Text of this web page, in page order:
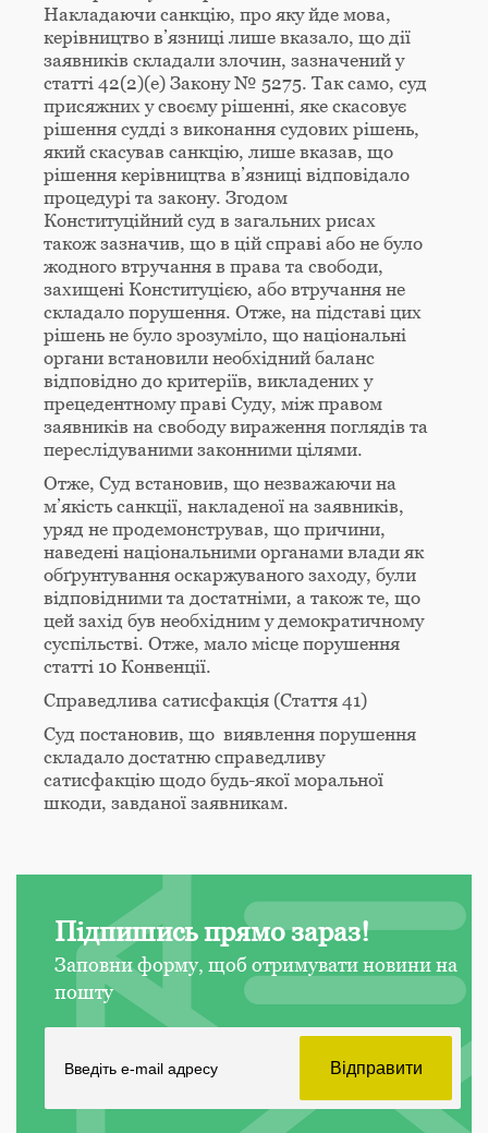
Накладаючи санкцію, про яку йде мова,
керівництво в’язниці лише вказало, що дії
заявників складали злочин, зазначений у
статті 42(2)(e) Закону № 5275. Так само, суд
присяжних у своєму рішенні, яке скасовує
рішення судді з виконання судових рішень,
який скасував санкцію, лише вказав, що
рішення керівництва в’язниці відповідало
процедурі та закону. Згодом
Конституційний суд в загальних рисах
також зазначив, що в цій справі або не було
жодного втручання в права та свободи,
захищені Конституцією, або втручання не
складало порушення. Отже, на підставі цих
рішень не було зрозуміло, що національні
органи встановили необхідний баланс
відповідно до критеріїв, викладених у
прецедентному праві Суду, між правом
заявників на свободу вираження поглядів та
переслідуваними законними цілями.
Отже, Суд встановив, що незважаючи на
м’якість санкції, накладеної на заявників,
уряд не продемонстрував, що причини,
наведені національними органами влади як
обґрунтування оскаржуваного заходу, були
відповідними та достатніми, а також те, що
цей захід був необхідним у демократичному
суспільстві. Отже, мало місце порушення
статті 10 Конвенції.
Справедлива сатисфакція (Стаття 41)
Суд постановив, що виявлення порушення
складало достатню справедливу
сатисфакцію щодо будь-якої моральної
шкоди, завданої заявникам.
Підпишись прямо зараз!
Заповни форму, щоб отримувати новини на
пошту